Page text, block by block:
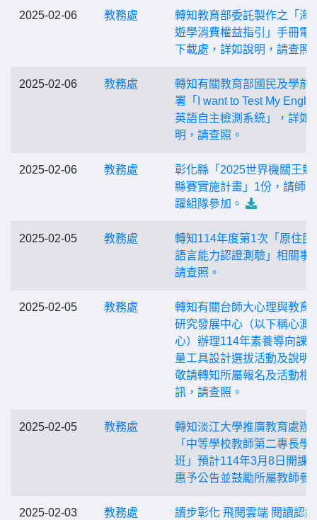
2025-02-06 教務處
轉知教育部委託製作之「海
遊學消費權益指引」手冊電
下載處，詳如說明，請查照
2025-02-06 教務處
轉知有關教育部國民及學前
署「I want to Test My
英語自主檢測系統」，詳如
明，請查照。
2025-02-06 教務處
彰化縣「2025世界機關王競
縣賽實施計畫」1份，請師
躍組隊參加。
2025-02-05 教務處
轉知114年度第1次「原住民
語言能力認證測驗」相關事
請查照。
2025-02-05 教務處
轉知有關台師大心理與教育
研究發展中心（以下稱心測
心）辦理114年素養導向課
量工具設計選拔活動及說明
敬請轉知所屬報名及活動相
訊，請查照。
2025-02-05 教務處
轉知淡江大學推廣教育處辦
「中等學校教師第二專長學
班」預計114年3月8日開課
惠予公告並鼓勵所屬教師參
2025-02-03 教務處 讀步彰化 飛閱雲端 閱讀認證